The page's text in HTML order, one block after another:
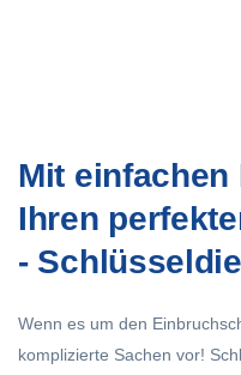
Mit einfachen
Ihren
-
Wenn es um den
komplizierte Sachen vor!